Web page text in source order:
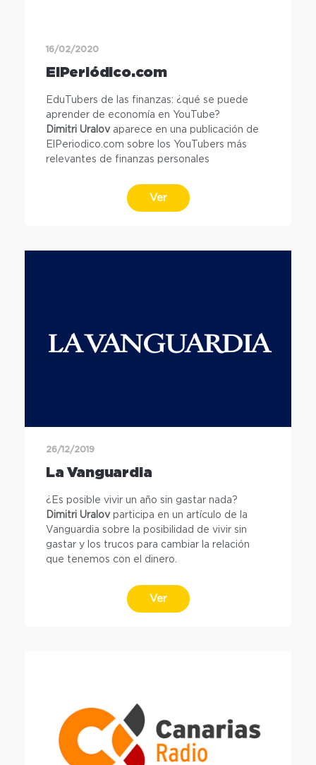
16/02/2020
ElPeriódico.com
EduTubers de las finanzas: ¿qué se puede
aprender de economía en YouTube?
Dimitri Uralovaparece en una publicación de
ElPeriodico.com sobre los YouTubers más
relevantes de finanzas personales
Ver
26/12/2019
La Vanguardia
¿Es posible vivir un año sin gastar nada?
Dimitri Uralov participa en un artículo de la
Vanguardia sobre la posibilidad de vivir sin
gastar y los trucos para cambiar la relación
que tenemos con el dinero.
Ver